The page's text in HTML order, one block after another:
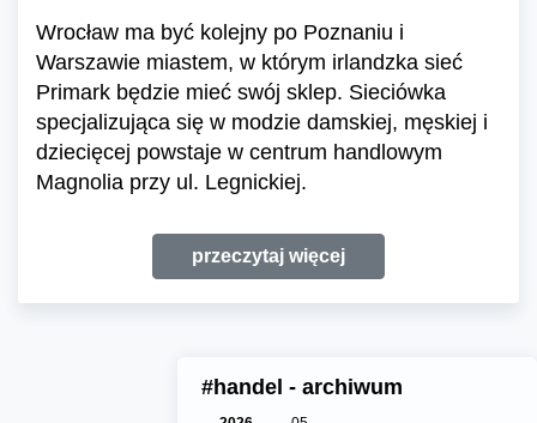
Wrocław ma być kolejny po Poznaniu i
Warszawie miastem, w którym irlandzka sieć
Primark będzie mieć swój sklep. Sieciówka
specjalizująca się w modzie damskiej, męskiej i
dziecięcej powstaje w centrum handlowym
Magnolia przy ul. Legnickiej.
przeczytaj więcej
#handel - archiwum